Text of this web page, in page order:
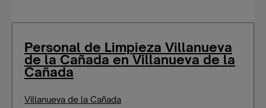
Personal de Limpieza Villanueva
de la Cañada en Villanueva de la
Cañada
Villanueva de la Cañada